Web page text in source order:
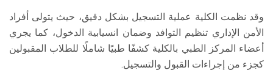
وقد نظمت الكلية عملية التسجيل بشكل دقيق، حيث يتولى أفراد
الأمن الإداري تنظيم التوافد وضمان انسيابية الدخول، كما يجري
أعضاء المركز الطبي بالكلية كشفًا طبيًا شاملًا للطلاب المقبولين
كجزء من إجراءات القبول والتسجيل.